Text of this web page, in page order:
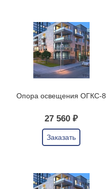
Опора освещения ОГКС-8
27 560 ₽
Заказать